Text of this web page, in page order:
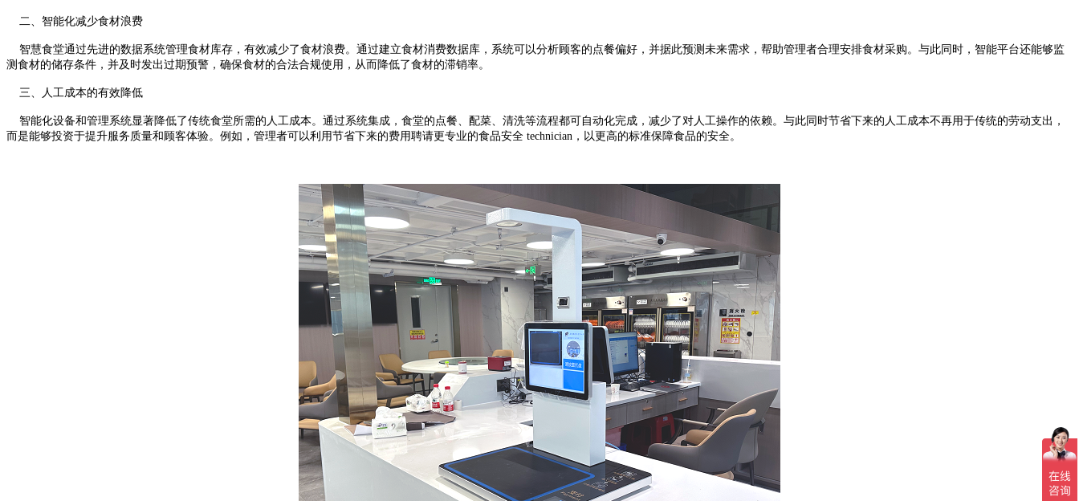
二、智能化减少食材浪费
智慧食堂通过先进的数据系统管理食材库存 ，有效减少了食材浪费。通过建立食材消费数据库，系统可以分析顾客的点餐偏好，并据此预测未来需求，帮助管理者合理安排食材采购。与此同时，智能平台还能够监
测食材的储存条件，并及时发出过期预警，确保食材的合法合规使用，从而降低了食材的滞销率。
三、人工成本的有效降低
智能化设备和管理系统显著降低了传统食堂所需的人工成本。 通过系统集成，食堂的点餐、配菜、清洗等流程都可自动化完成，减少了对人工操作的依赖。与此同时节省下来的人工成本不再用于传统的劳动支出，
而是能够投资于提升服务质量和顾客体验。例如，管理者可以利用节省下来的费用聘请更专业的食品安全 technician，以更高的标准保障食品的安全。